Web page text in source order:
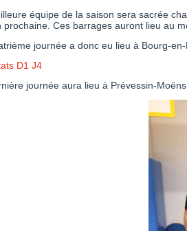
équipe de la saison sera sacrée
prochaine. Ces barrages auront lieu au
journée a donc eu lieu à Bourg-
D1 J4
journée aura lieu à Prévessin-